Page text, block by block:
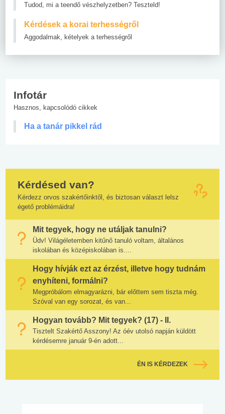
Tudod, mi a teendő vészhelyzetben? Teszteld!
Kérdések a korai terhességről
Aggodalmak, kételyek a terhességről
Infotár
Hasznos, kapcsolódó cikkek
Ha a tanár pikkel rád
Kérdésed van?
Kérdezz orvos szakértőinktől, és biztosan választ lelsz
égető problémáidra!
Mit tegyek, hogy ne utáljak tanulni?
Üdv! Világéletemben kitűnő tanuló voltam, általános
iskolában és középiskolában is....
Hogy hívják ezt az érzést, illetve hogy tudnám
enyhíteni, formálni?
Megpróbálom elmagyarázni, bár előttem sem tiszta még.
Szóval van egy sorozat, és van...
Hogyan tovább? Mit tegyek? (17) - II.
Tisztelt Szakértő Asszony! Az óév utolsó napján küldött
kérdésemre január 9-én adott...
ÉN IS KÉRDEZEK